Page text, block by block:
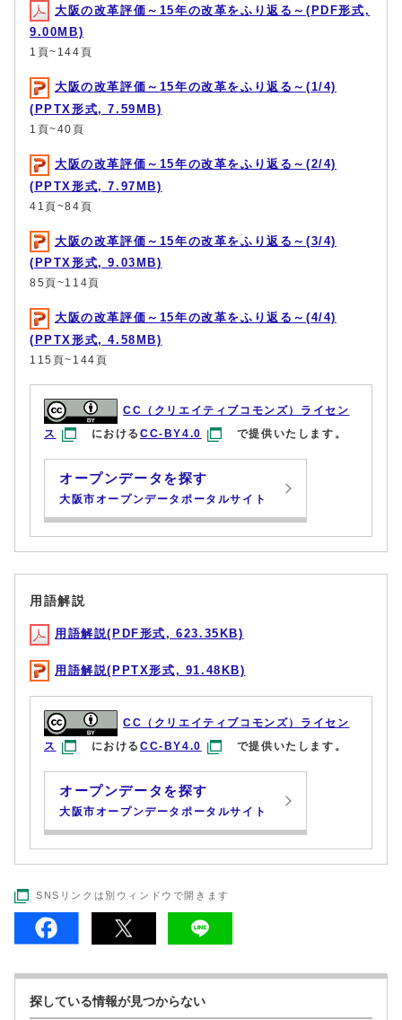
大阪の改革評価～15年の改革をふり返る～(PDF形式,
9.00MB)
1頁~144頁
大阪の改革評価～15年の改革をふり返る～(1/4)
(PPTX形式, 7.59MB)
1頁~40頁
大阪の改革評価～15年の改革をふり返る～(2/4)
(PPTX形式, 7.97MB)
41頁~84頁
大阪の改革評価～15年の改革をふり返る～(3/4)
(PPTX形式, 9.03MB)
85頁~114頁
大阪の改革評価～15年の改革をふり返る～(4/4)
(PPTX形式, 4.58MB)
115頁~144頁
CC（クリエイティブコモンズ）ライセン
ス
におけるCC-BY4.0 で提供いたします。
オープンデータを探す
大阪市オープンデータポータルサイト
用語解説
用語解説(PDF形式, 623.35KB)
用語解説(PPTX形式, 91.48KB)
CC（クリエイティブコモンズ）ライセン
ス
におけるCC-BY4.0 で提供いたします。
オープンデータを探す
大阪市オープンデータポータルサイト
SNSリンクは別ウィンドウで開きます
探している情報が見つからない